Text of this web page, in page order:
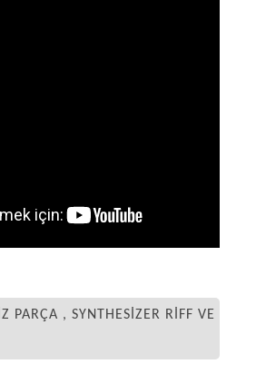
PARÇA , SYNTHESIZER RIFF VE